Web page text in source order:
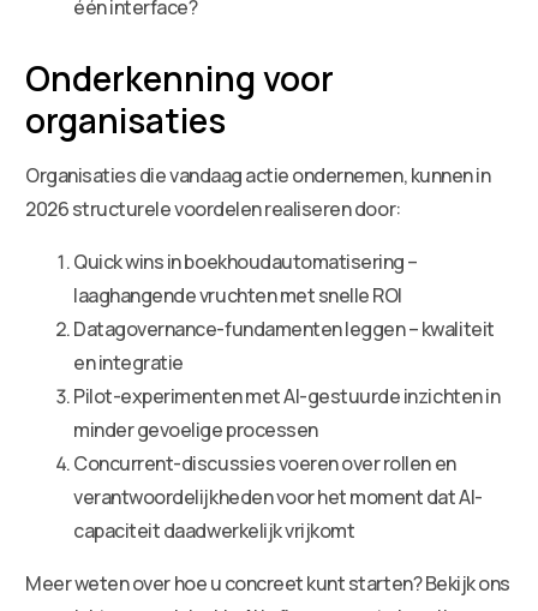
één interface?
Onderkenning voor
organisaties
Organisaties die vandaag actie ondernemen, kunnen in
2026 structurele voordelen realiseren door:
Quick wins in boekhoudautomatisering –
laaghangende vruchten met snelle ROI
Datagovernance-fundamenten leggen – kwaliteit
en integratie
Pilot-experimenten met AI-gestuurde inzichten in
minder gevoelige processen
Concurrent-discussies voeren over rollen en
verantwoordelijkheden voor het moment dat AI-
capaciteit daadwerkelijk vrijkomt
Meer weten over hoe u concreet kunt starten? Bekijk ons